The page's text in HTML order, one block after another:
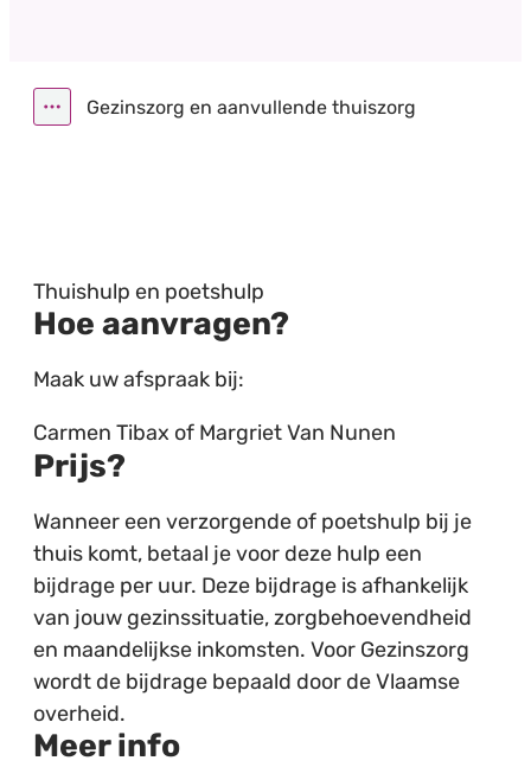
Toon alle broodkruimel items
Gezinszorg en aanvullende thuiszorg
Thuishulp en poetshulp
Hoe aanvragen?
Maak uw afspraak bij:
Carmen Tibax of Margriet Van Nunen
Prijs?
Wanneer een verzorgende of poetshulp bij je
thuis komt, betaal je voor deze hulp een
bijdrage per uur. Deze bijdrage is afhankelijk
van jouw gezinssituatie, zorgbehoevendheid
en maandelijkse inkomsten. Voor Gezinszorg
wordt de bijdrage bepaald door de Vlaamse
overheid.
Meer info